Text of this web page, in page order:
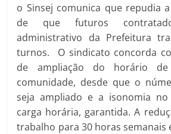
o Sinsej comunica que repudia
de que futuros
administrativo da Prefeitura
turnos. O sindicato concorda
de ampliação do horário
comunidade, desde que o
seja ampliado e a isonomia
carga horária, garantida. A
trabalho para 30 horas semanais